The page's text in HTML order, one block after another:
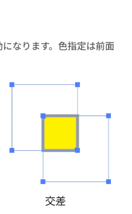
なります。色指定は前面